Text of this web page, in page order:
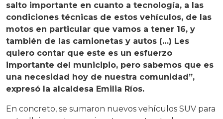
salto importante en cuanto a tecnología, a las
condiciones técnicas de estos vehículos, de las
motos en particular que vamos a tener 16, y
también de las camionetas y autos (…) Les
quiero contar que este es un esfuerzo
importante del municipio, pero sabemos que es
una necesidad hoy de nuestra comunidad”,
expresó la alcaldesa Emilia Ríos.
En concreto, se sumaron nuevos vehículos SUV para